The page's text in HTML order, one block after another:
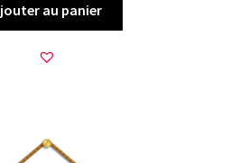
au panier